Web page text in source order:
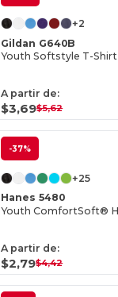
+2
Gildan G640B
Youth Softstyle T-Shirt
A partir de:
$3,69$5,62
-37%
+25
Hanes 5480
Youth ComfortSoft®
A partir de:
$2,79$4,42